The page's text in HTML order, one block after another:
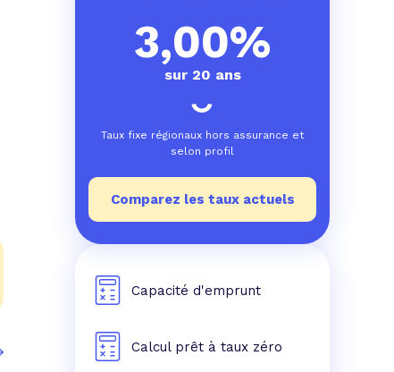
3,00%
sur 20 ans
Taux fixe régionaux hors assurance et
selon profil
Comparez les taux actuels
Capacité d'emprunt
Calcul prêt à taux zéro